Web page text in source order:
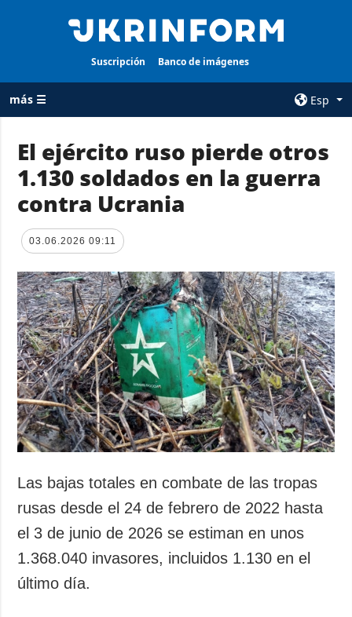
Suscripción Banco de imágenes
más ☰
Esp
TODAS LAS
CATEGORÍAS
Guerra
Reconstrucción
Política
Economía
Defensa
Sociedad y
Cultura
Deportes
Crimen
Desastres y
AGENCIA
servicios
Política de
privacidad y
protección de
datos personales
ADICIONAL
Podcasts
Publicaciones
Entrevistas
SERVICIOS
Suscripción
Banco de
imágenes
El ejército ruso pierde otros
1.130 soldados en la guerra
contra Ucrania
03.06.2026 09:11
Las bajas totales en combate de las tropas
rusas desde el 24 de febrero de 2022 hasta
el 3 de junio de 2026 se estiman en unos
1.368.040 invasores, incluidos 1.130 en el
último día.